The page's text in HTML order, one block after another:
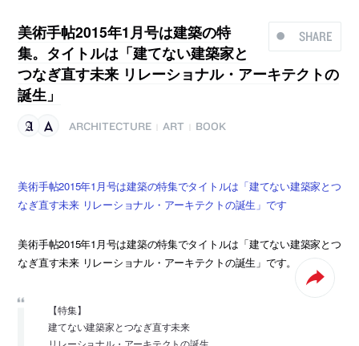
SHARE
美術手帖2015年1月号は建築の特
集。タイトルは「建てない建築家と
つなぎ直す未来 リレーショナル・アーキテクトの
誕生」
ARCHITECTURE ART BOOK
美術手帖2015年1月号は建築の特集でタイトルは「建てない建築家とつ
なぎ直す未来 リレーショナル・アーキテクトの誕生」です
美術手帖2015年1月号は建築の特集でタイトルは「建てない建築家とつ
なぎ直す未来 リレーショナル・アーキテクトの誕生」です。
【特集】
建てない建築家とつなぎ直す未来
リレーショナル・アーキテクトの誕生